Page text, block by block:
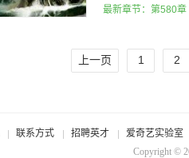
最新章节：第580
上一页 1 2
联系方式 招聘英才
爱奇艺实验室
Copyright ©